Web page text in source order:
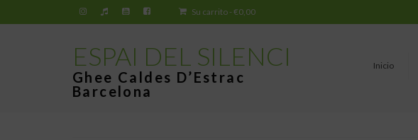
Su carrito -€0,00
ESPAI DEL SILENCI
Ghee Caldes D’Estrac
Barcelona
Inicio